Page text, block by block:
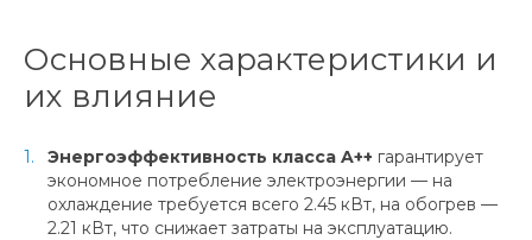
Основные характеристики и
их влияние
Энергоэффективность класса A++ гарантирует
экономное потребление электроэнергии — на
охлаждение требуется всего 2.45 кВт, на обогрев —
2.21 кВт, что снижает затраты на эксплуатацию.